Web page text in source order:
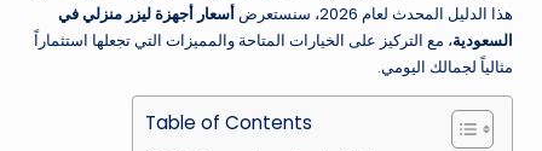
هذا الدليل المحدث لعام 2026، سنستعرض
أسعار أجهزة ليزر منزلي في
السعودية، مع التركيز على الخيارات المتاحة والمميزات التي تجعلها استثماراً
مثالياً لجمالك اليومي.
Table of Contents